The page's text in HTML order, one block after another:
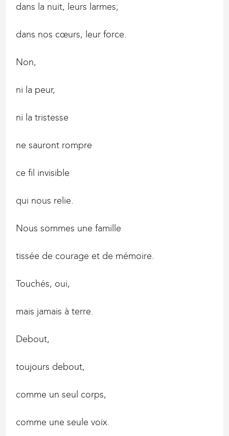
dans la nuit, leurs larmes;
dans nos cœurs, leur force.
Non,
ni la peur,
ni la tristesse
ne sauront rompre
ce fil invisible
qui nous relie.
Nous sommes une famille
tissée de courage et de mémoire.
Touchés, oui,
mais jamais à terre.
Debout,
toujours debout,
comme un seul corps,
comme une seule voix.